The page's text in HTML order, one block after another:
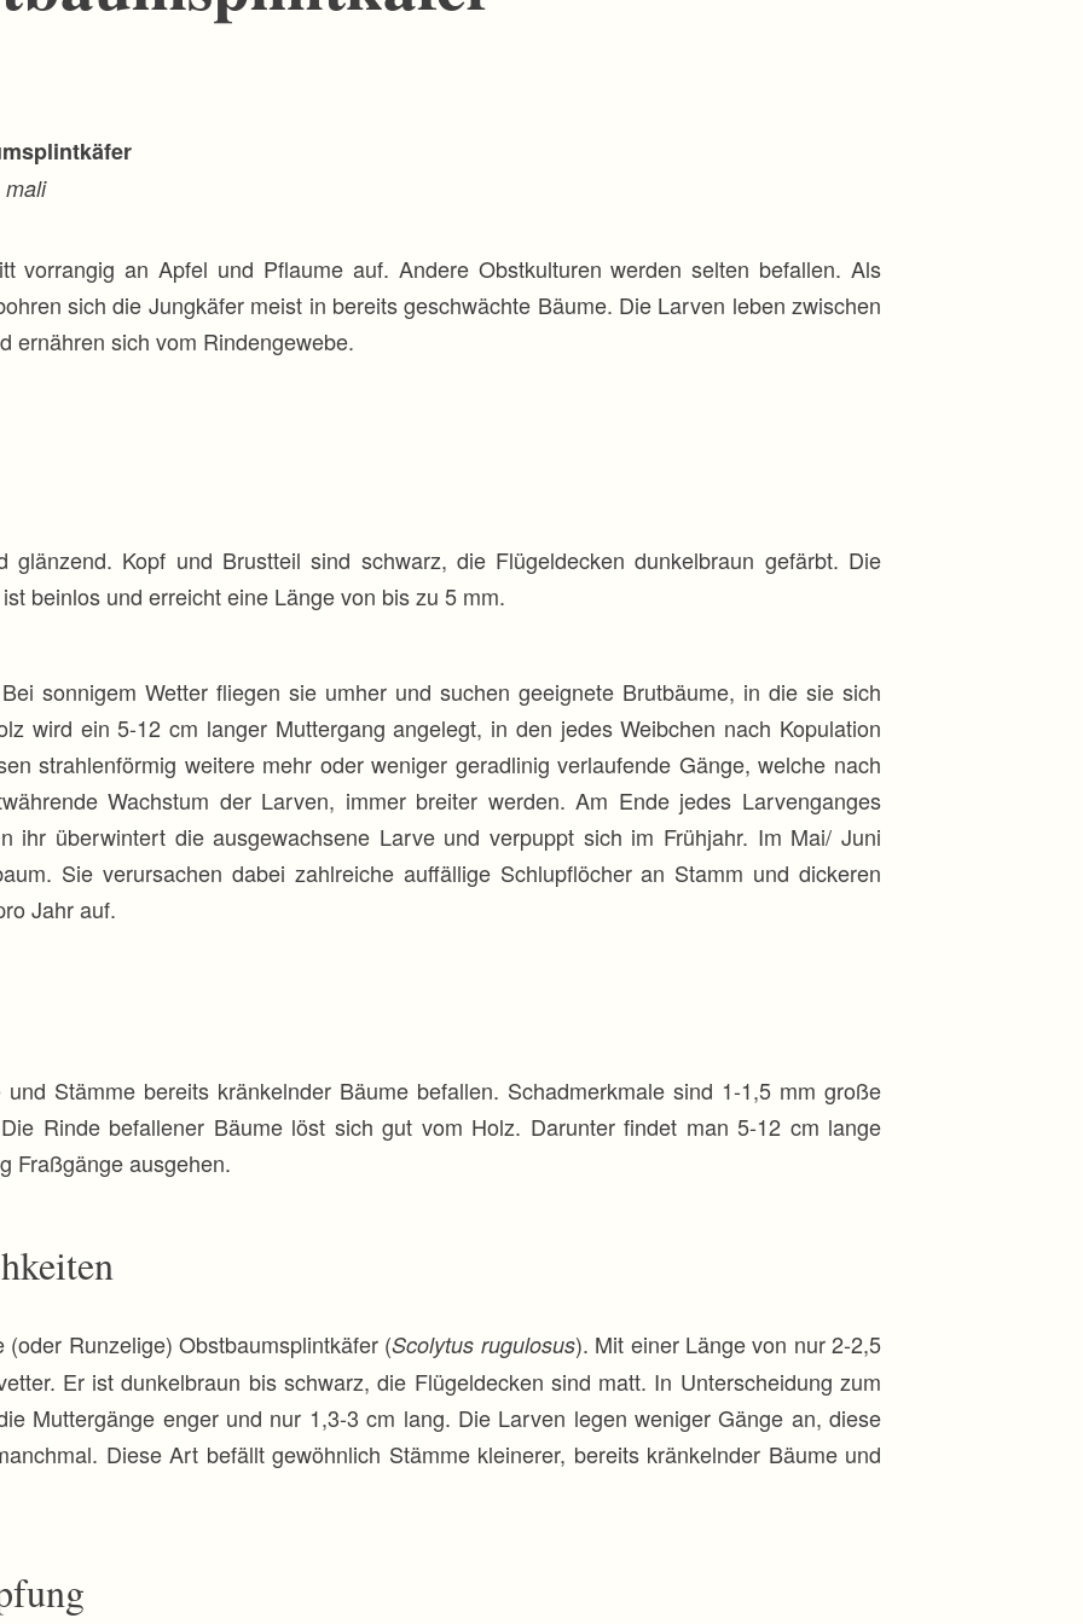
mali
vorrangig an Apfel und Pflaume auf. Andere Obstkulturen werden selten befallen. Als
sich die Jungkäfer meist in bereits geschwächte Bäume. Die Larven leben zwischen
ernähren sich vom Rindengewebe.
Kopf und Brustteil sind schwarz, die Flügeldecken dunkelbraun gefärbt. Die
beinlos und erreicht eine Länge von bis zu 5 mm.
sonnigem Wetter fliegen sie umher und suchen geeignete Brutbäume, in die sie sich
wird ein 5-12 cm langer Muttergang angelegt, in den jedes Weibchen nach Kopulation
strahlenförmig weitere mehr oder weniger geradlinig verlaufende Gänge, welche nach
Wachstum der Larven, immer breiter werden. Am Ende jedes Larvenganges
ihr überwintert die ausgewachsene Larve und verpuppt sich im Frühjahr. Im Mai/ Juni
Sie verursachen dabei zahlreiche auffällige Schlupflöcher an Stamm und dickeren
Jahr auf.
Stämme bereits kränkelnder Bäume befallen. Schadmerkmale sind 1-1,5 mm große
Rinde befallener Bäume löst sich gut vom Holz. Darunter findet man 5-12 cm lange
Fraßgänge ausgehen.
Runzelige) Obstbaumsplintkäfer (Scolytus rugulosus). Mit einer Länge von nur 2-2,5
Er ist dunkelbraun bis schwarz, die Flügeldecken sind matt. In Unterscheidung zum
Muttergänge enger und nur 1,3-3 cm lang. Die Larven legen weniger Gänge an, diese
Diese Art befällt gewöhnlich Stämme kleinerer, bereits kränkelnder Bäume und